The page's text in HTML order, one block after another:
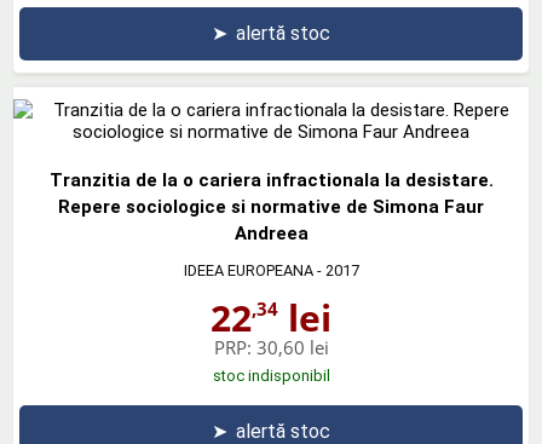
➤ alertă stoc
Tranzitia de la o cariera infractionala la desistare.
Repere sociologice si normative de Simona Faur
Andreea
IDEEA EUROPEANA- 2017
22,34 lei
PRP: 30,60 lei
stoc indisponibil
➤ alertă stoc